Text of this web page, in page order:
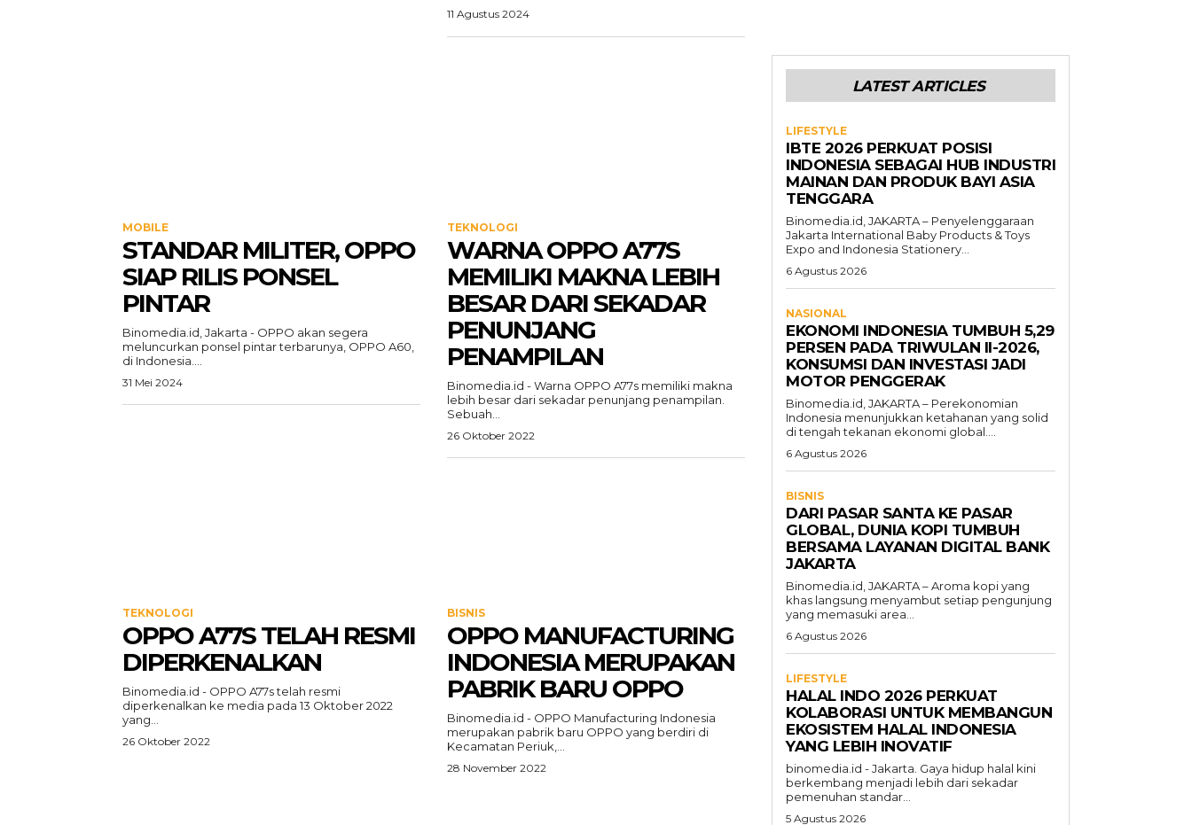
11 Agustus 2024
MOBILE
STANDAR MILITER, OPPO
SIAP RILIS PONSEL
PINTAR
Binomedia.id, Jakarta - OPPO akan segera
meluncurkan ponsel pintar terbarunya, OPPO A60,
di Indonesia....
31 Mei 2024
TEKNOLOGI
WARNA OPPO A77S
MEMILIKI MAKNA LEBIH
BESAR DARI SEKADAR
PENUNJANG
PENAMPILAN
Binomedia.id - Warna OPPO A77s memiliki makna
lebih besar dari sekadar penunjang penampilan.
Sebuah...
26 Oktober 2022
TEKNOLOGI
OPPO A77S TELAH RESMI
DIPERKENALKAN
Binomedia.id - OPPO A77s telah resmi
diperkenalkan ke media pada 13 Oktober 2022
yang...
26 Oktober 2022
BISNIS
OPPO MANUFACTURING
INDONESIA MERUPAKAN
PABRIK BARU OPPO
Binomedia.id - OPPO Manufacturing Indonesia
merupakan pabrik baru OPPO yang berdiri di
Kecamatan Periuk,...
28 November 2022
LATEST ARTICLES
LIFESTYLE
IBTE 2026 PERKUAT POSISI
INDONESIA SEBAGAI HUB INDUSTRI
MAINAN DAN PRODUK BAYI ASIA
TENGGARA
Binomedia.id, JAKARTA – Penyelenggaraan
Jakarta International Baby Products & Toys
Expo and Indonesia Stationery...
6 Agustus 2026
NASIONAL
EKONOMI INDONESIA TUMBUH 5,29
PERSEN PADA TRIWULAN II-2026,
KONSUMSI DAN INVESTASI JADI
MOTOR PENGGERAK
Binomedia.id, JAKARTA – Perekonomian
Indonesia menunjukkan ketahanan yang solid
di tengah tekanan ekonomi global....
6 Agustus 2026
BISNIS
DARI PASAR SANTA KE PASAR
GLOBAL, DUNIA KOPI TUMBUH
BERSAMA LAYANAN DIGITAL BANK
JAKARTA
Binomedia.id, JAKARTA – Aroma kopi yang
khas langsung menyambut setiap pengunjung
yang memasuki area...
6 Agustus 2026
LIFESTYLE
HALAL INDO 2026 PERKUAT
KOLABORASI UNTUK MEMBANGUN
EKOSISTEM HALAL INDONESIA
YANG LEBIH INOVATIF
binomedia.id - Jakarta. Gaya hidup halal kini
berkembang menjadi lebih dari sekadar
pemenuhan standar...
5 Agustus 2026